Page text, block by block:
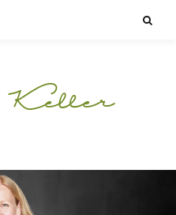
Keller